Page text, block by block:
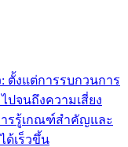
ตั้งแต่การรบกวนการ
จนถึงความเสี่ยง
ารรู้เกณฑ์สำคัญและ
ด้เร็วขึ้น